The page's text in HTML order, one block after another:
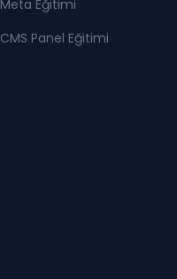
Meta Eğitimi
CMS Panel Eğitimi